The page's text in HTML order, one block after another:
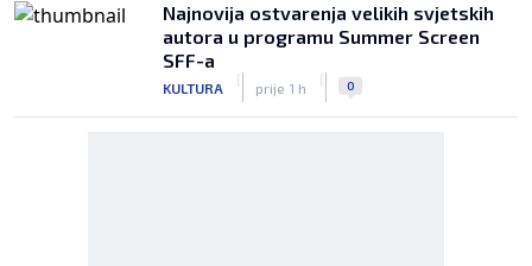
Najnovija ostvarenja velikih svjetskih
autora u programu Summer Screen
SFF-a
KULTURA
|
prije 1 h
| 0